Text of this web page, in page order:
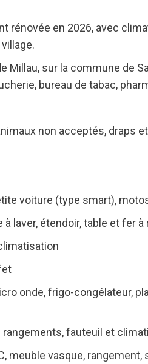
rénovée en 2026, avec
Millau, sur la commune de
bureau de tabac,
non acceptés, draps
voiture (type smart),
laver, étendoir, table et fer
onde, frigo-congélateur,
rangements, fauteuil et
meuble vasque,